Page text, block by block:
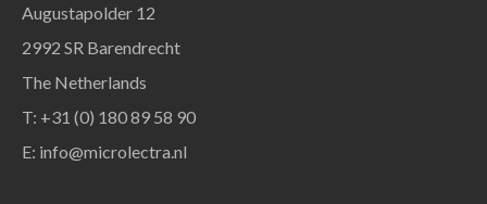
Augustapolder 12
2992 SR Barendrecht
The Netherlands
T: +31 (0) 180 89 58 90
E: info@microlectra.nl